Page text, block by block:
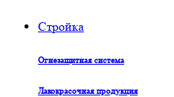
Стройка
Огнезащитная система
Лакокрасочная продукция